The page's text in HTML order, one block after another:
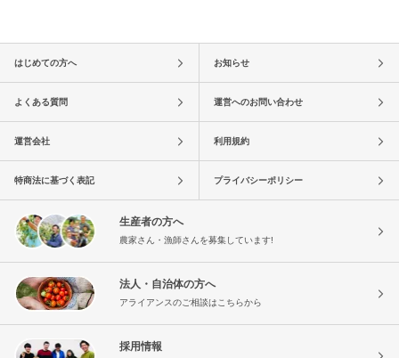
はじめての方へ お知らせ
よくある質問 運営へのお問い合わせ
運営会社 利用規約
特商法に基づく表記 プライバシーポリシー
生産者の方へ
農家さん・漁師さんを募集しています!
法人・自治体の方へ
アライアンスのご相談はこちらから
採用情報